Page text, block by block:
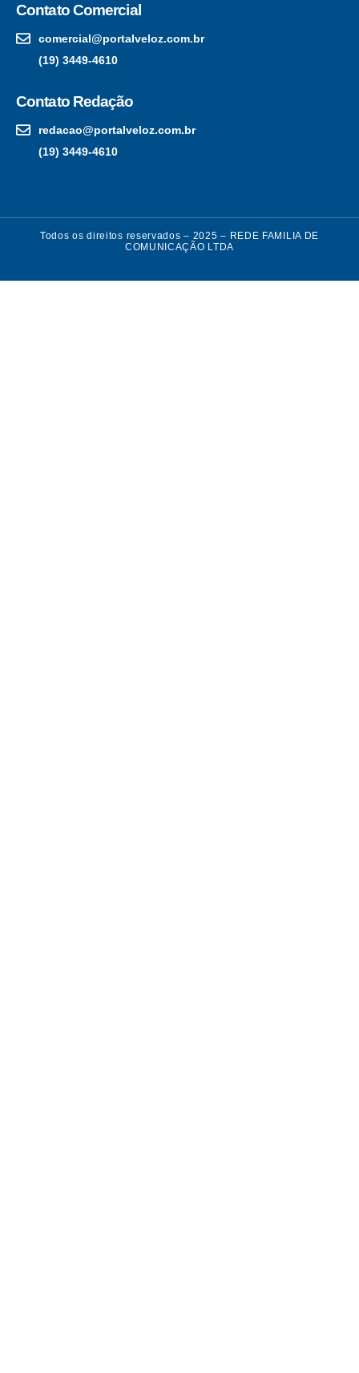
Contato Comercial
comercial@portalveloz.com.br
(19) 3449-4610
Contato Redação
redacao@portalveloz.com.br
(19) 3449-4610
Todos os direitos reservados – 2025 – REDE FAMILIA DE
COMUNICAÇÃO LTDA